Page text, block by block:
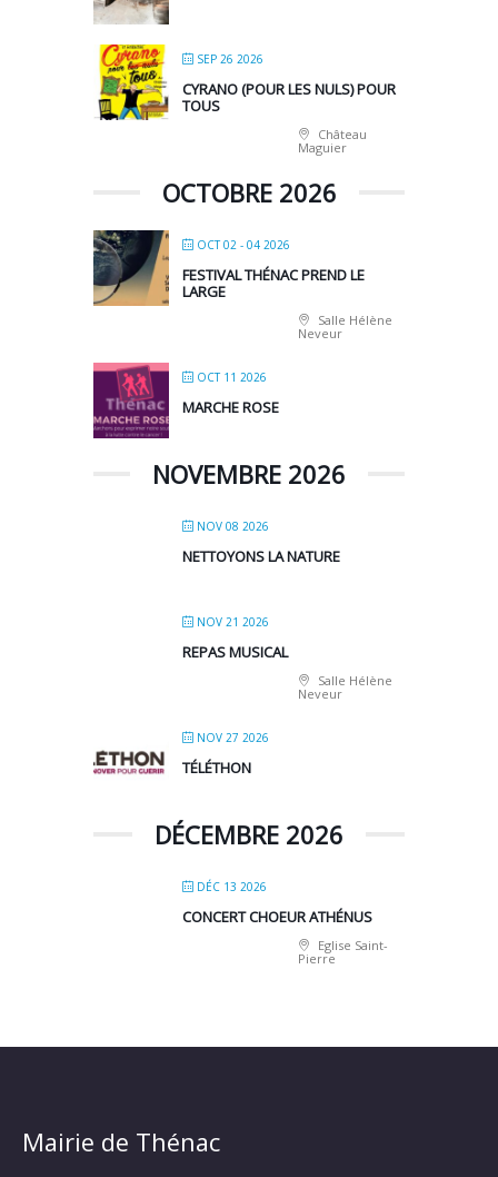
SEP 26 2026
CYRANO (POUR LES NULS) POUR
TOUS
Château
Maguier
OCTOBRE 2026
OCT 02 - 04 2026
FESTIVAL THÉNAC PREND LE
LARGE
Salle Hélène
Neveur
OCT 11 2026
MARCHE ROSE
NOVEMBRE 2026
NOV 08 2026
NETTOYONS LA NATURE
NOV 21 2026
REPAS MUSICAL
Salle Hélène
Neveur
NOV 27 2026
TÉLÉTHON
DÉCEMBRE 2026
DÉC 13 2026
CONCERT CHOEUR ATHÉNUS
Eglise Saint-
Pierre
Mairie de Thénac